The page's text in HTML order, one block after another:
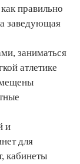
правильно
заведующая
заниматься
атлетике
и
для
кабинеты